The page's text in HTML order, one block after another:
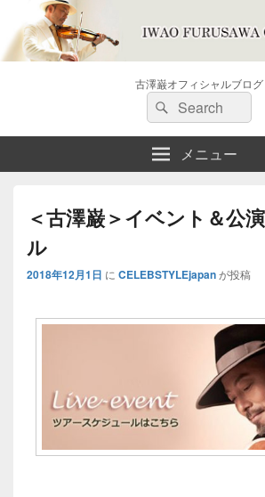
古澤巌オフィシャルブログ
検
索:
検
索
メニュー
＜古澤巌＞イベント＆公
ル
2018年12月1日 に CELEBSTYLEjapanが投稿